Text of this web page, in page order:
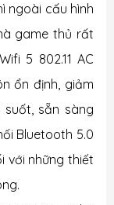
ngoài cấu hình
game thủ rất
5 802.11 AC
ổn định, giảm
sẵn sàng
Bluetooth 5.0
với những thiết